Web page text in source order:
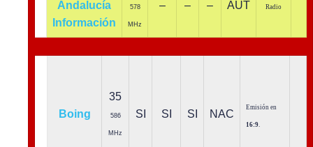
Andalucía
Información
578
MHz
– – – AUT Radio
Boing
35
586
MHz
SI SI SI NAC
Emisión en
16:9